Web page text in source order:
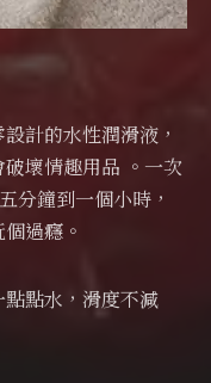
計的水性潤滑液，
壞情趣用品 。一次
分鐘到一個小時，
過癮。
點水，滑度不減